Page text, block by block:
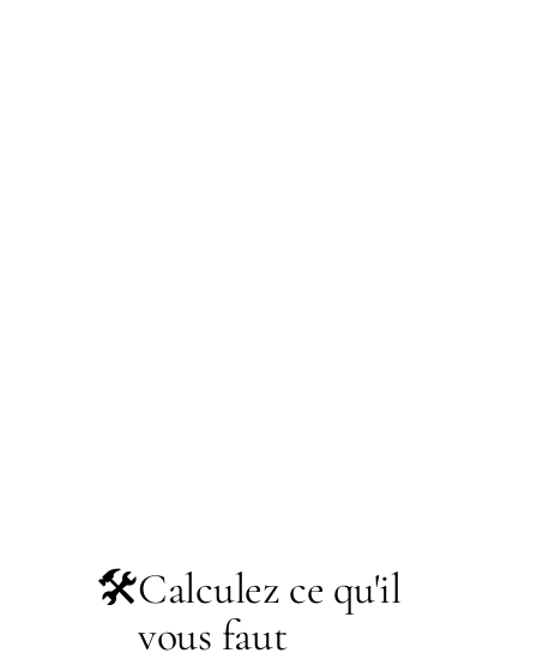
🛠️Calculez ce qu'il
vous faut